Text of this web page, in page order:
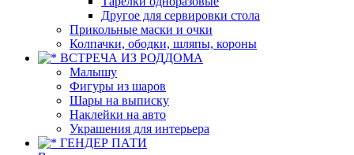
Другое для сервировки стола
Прикольные маски и очки
Колпачки, ободки, шляпы, короны
ВСТРЕЧА ИЗ РОДДОМА
Малышу
Фигуры из шаров
Шары на выписку
Наклейки на авто
Украшения для интерьера
ГЕНДЕР ПАТИ